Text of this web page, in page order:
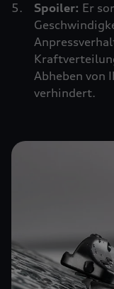
Spoiler: Er
Abheben von
verhindert.